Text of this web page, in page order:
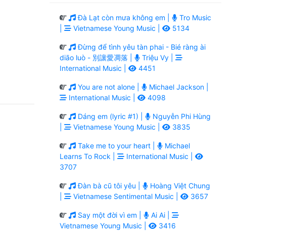
Đà Lạt còn mưa không em |
Tro Music
Vietnamese Young Music | 5134
Đừng để tình yêu tàn phai - Bié ràng ài
diāo luò - 別讓愛凋落 |
Triệu Vy |
International Music |
4451
You are not alone |
Michael Jackson |
International Music |
4098
Dáng em (lyric #1) |
Nguyễn Phi Hùng
Vietnamese Young Music | 3835
Take me to your heart |
Michael
Learns To Rock |
International Music |
3707
Đàn bà cũ tôi yêu |
Hoàng Việt Chung
Vietnamese Sentimental Music | 3657
Say một đời vì em |
Ai Ai |
Vietnamese Young Music |
3416